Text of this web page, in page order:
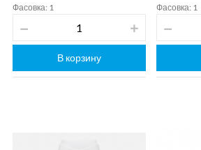
Фасовка: 1
В корзину
Фасовка: 1